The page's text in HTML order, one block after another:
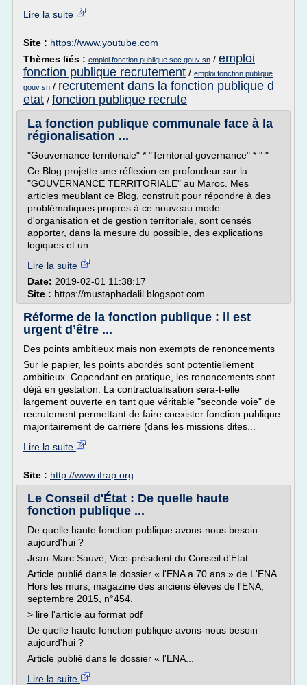
Lire la suite
Site : https://www.youtube.com
Thèmes liés : emploi fonction publique sec gouv sn / emploi
fonction publique recrutement / emploi fonction publique
gouv sn / recrutement dans la fonction publique d
etat / fonction publique recrute
La fonction publique communale face à la
régionalisation ...
"Gouvernance territoriale" * "Territorial governance" * " "
Ce Blog projette une réflexion en profondeur sur la
"GOUVERNANCE TERRITORIALE" au Maroc. Mes
articles meublant ce Blog, construit pour répondre à des
problématiques propres à ce nouveau mode
d'organisation et de gestion territoriale, sont censés
apporter, dans la mesure du possible, des explications
logiques et un...
Lire la suite
Date: 2019-02-01 11:38:17
Site : https://mustaphadalil.blogspot.com
Réforme de la fonction publique : il est
urgent d’être ...
Des points ambitieux mais non exempts de renoncements
Sur le papier, les points abordés sont potentiellement
ambitieux. Cependant en pratique, les renoncements sont
déjà en gestation: La contractualisation sera-t-elle
largement ouverte en tant que véritable "seconde voie" de
recrutement permettant de faire coexister fonction publique
majoritairement de carrière (dans les missions dites...
Lire la suite
Site : http://www.ifrap.org
Le Conseil d'État : De quelle haute
fonction publique ...
De quelle haute fonction publique avons-nous besoin
aujourd'hui ?
Jean-Marc Sauvé, Vice-président du Conseil d'État
Article publié dans le dossier « l'ENA a 70 ans » de L'ENA
Hors les murs, magazine des anciens élèves de l'ENA,
septembre 2015, n°454.
> lire l'article au format pdf
De quelle haute fonction publique avons-nous besoin
aujourd'hui ?
Article publié dans le dossier « l'ENA...
Lire la suite